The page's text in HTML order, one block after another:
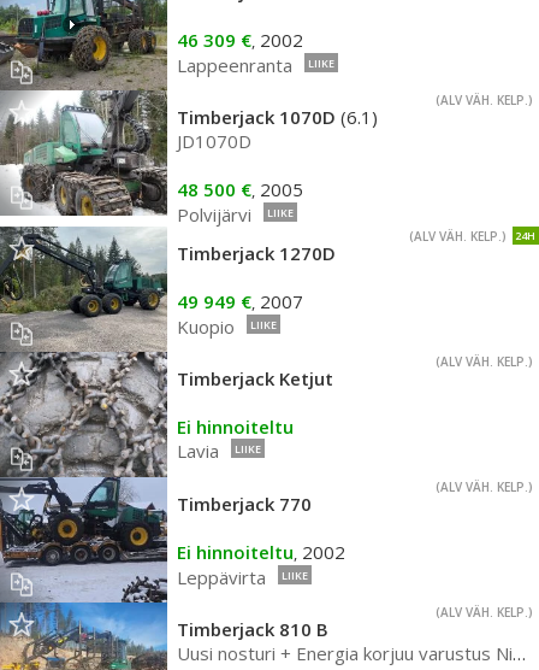
46 309 €, 2002
Lappeenranta
LIIKE
(ALV VÄH. KELP.)
Timberjack 1070D (6.1)
JD1070D
48 500 €, 2005
Polvijärvi
LIIKE
24H
(ALV VÄH. KELP.)
Timberjack 1270D
49 949 €, 2007
Kuopio
LIIKE
(ALV VÄH. KELP.)
Timberjack Ketjut
Ei hinnoiteltu
Lavia
LIIKE
(ALV VÄH. KELP.)
Timberjack 770
Ei hinnoiteltu, 2002
Leppävirta
LIIKE
(ALV VÄH. KELP.)
Timberjack 810 B
Uusi nosturi + Energia korjuu varustus Nisula